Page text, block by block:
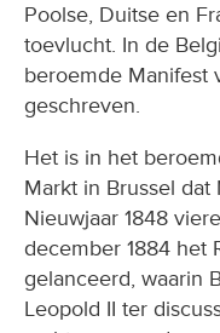
Poolse, Duitse en
toevlucht. In de
beroemde Manifest
geschreven.
Het is in het
Markt in Brussel
Nieuwjaar 1848
december 1884 het
gelanceerd, waarin
Leopold II ter